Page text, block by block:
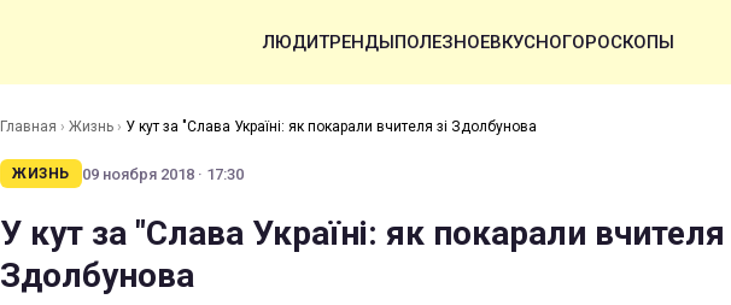
ЛЮДИТРЕНДЫПОЛЕЗНОЕВКУСНОГОРОСКОПЫ
Главная › Жизнь › У кут за "Слава Україні: як покарали вчителя зі Здолбунова
ЖИЗНЬ 09 ноября 2018 · 17:30
У кут за "Слава Україні: як покарали вчителя
Здолбунова